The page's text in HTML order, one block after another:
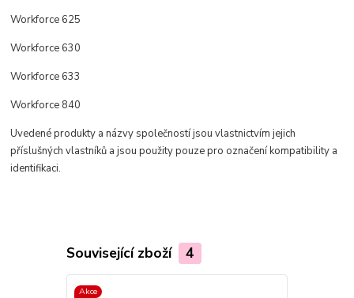
Workforce 625
Workforce 630
Workforce 633
Workforce 840
Uvedené produkty a názvy společností jsou vlastnictvím jejich
příslušných vlastníků a jsou použity pouze pro označení kompatibility a
identifikaci.
Související zboží 4
Akce